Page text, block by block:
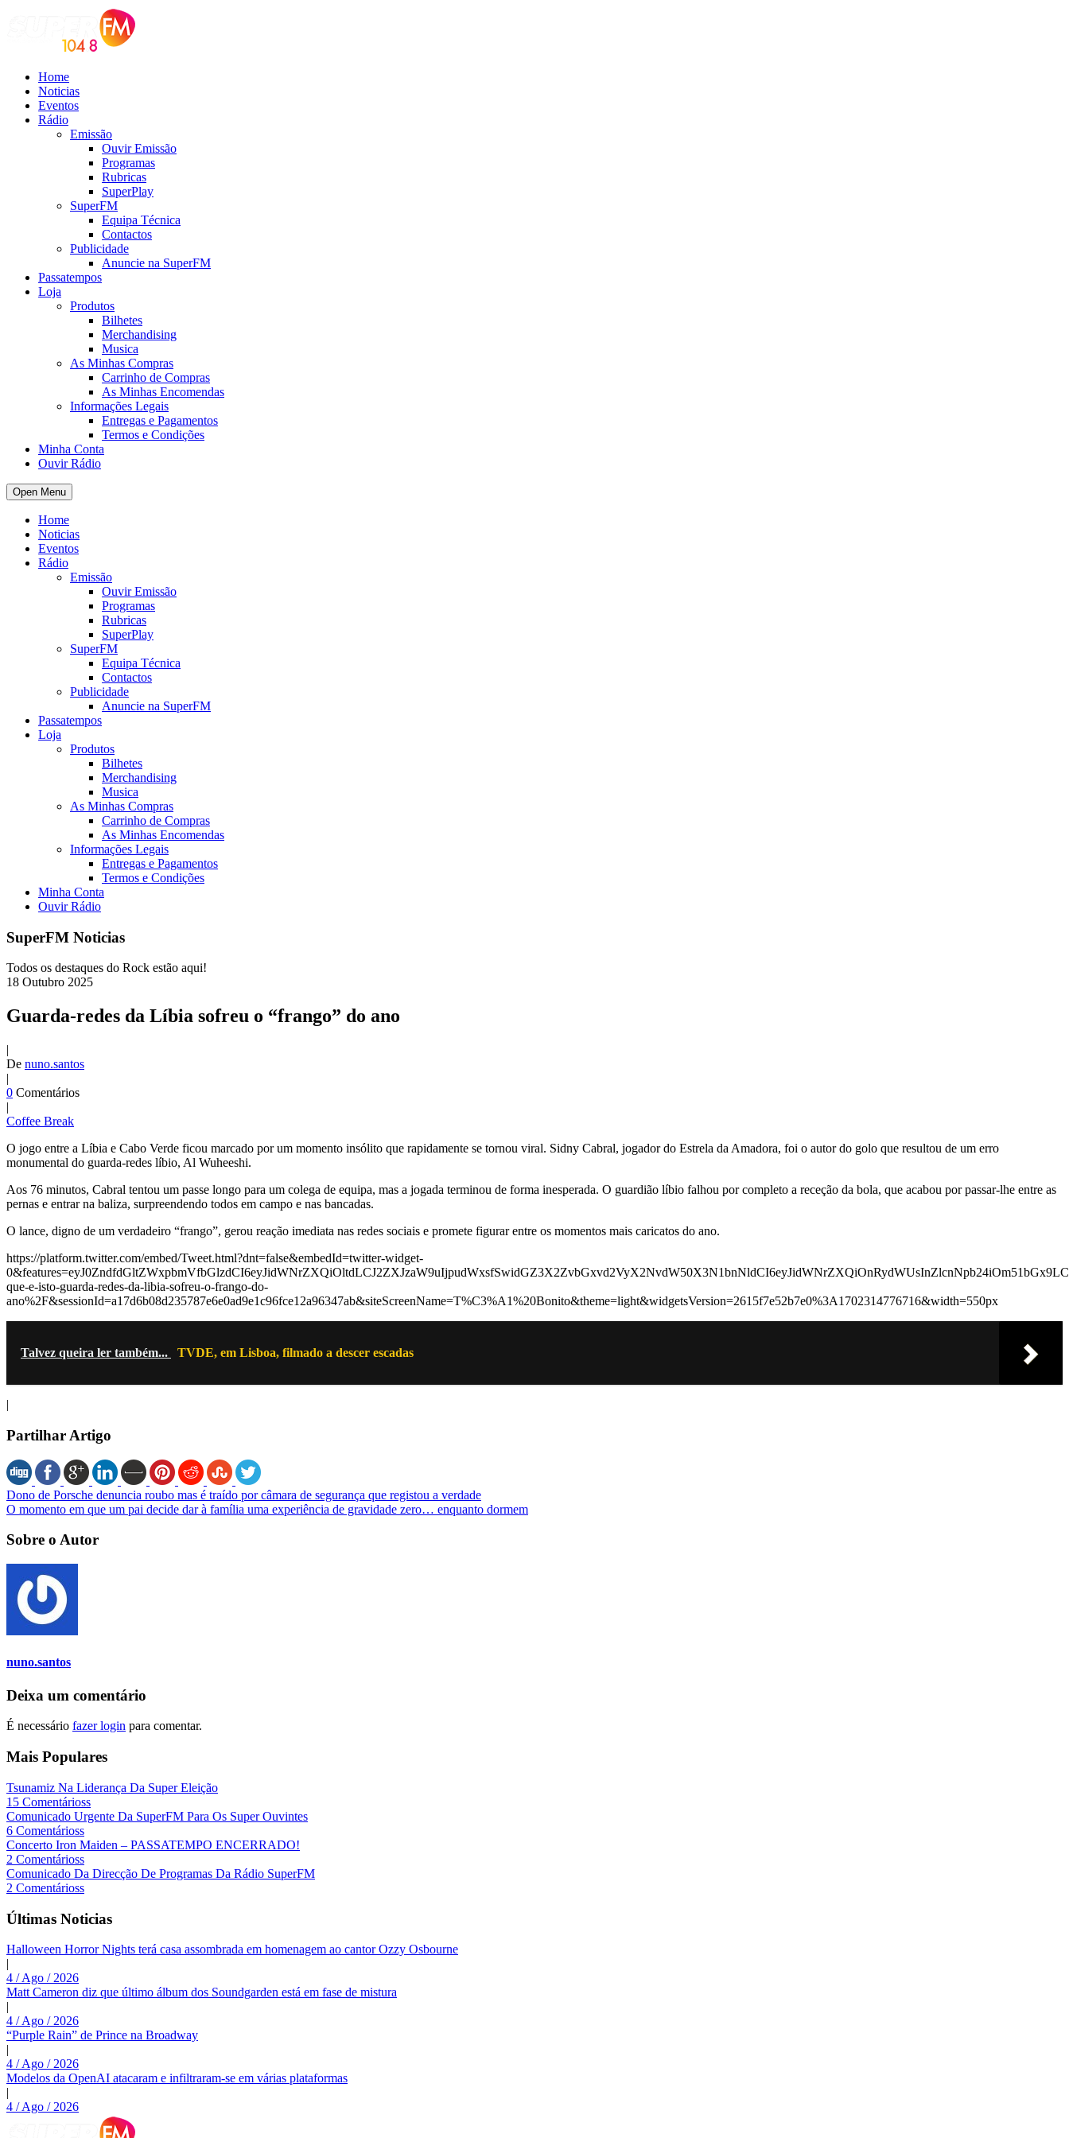
Home
Noticias
Eventos
Rádio
Emissão
Ouvir Emissão
Programas
Rubricas
SuperPlay
SuperFM
Equipa Técnica
Contactos
Publicidade
Anuncie na SuperFM
Passatempos
Loja
Produtos
Bilhetes
Merchandising
Musica
As Minhas Compras
Carrinho de Compras
As Minhas Encomendas
Informações Legais
Entregas e Pagamentos
Termos e Condições
Minha Conta
Ouvir Rádio
Open Menu
Home
Noticias
Eventos
Rádio
Emissão
Ouvir Emissão
Programas
Rubricas
SuperPlay
SuperFM
Equipa Técnica
Contactos
Publicidade
Anuncie na SuperFM
Passatempos
Loja
Produtos
Bilhetes
Merchandising
Musica
As Minhas Compras
Carrinho de Compras
As Minhas Encomendas
Informações Legais
Entregas e Pagamentos
Termos e Condições
Minha Conta
Ouvir Rádio
SuperFM Noticias
Todos os destaques do Rock estão aqui!
18 Outubro 2025
Guarda-redes da Líbia sofreu o “frango” do ano
|
De nuno.santos
|
0 Comentários
|
Coffee Break
O jogo entre a Líbia e Cabo Verde ficou marcado por um momento insólito que rapidamente se tornou viral. Sidny Cabral, jogador do Estrela da Amadora, foi o autor do golo que resultou de um erro
monumental do guarda-redes líbio, Al Wuheeshi.
Aos 76 minutos, Cabral tentou um passe longo para um colega de equipa, mas a jogada terminou de forma inesperada. O guardião líbio falhou por completo a receção da bola, que acabou por passar-lhe entre as
pernas e entrar na baliza, surpreendendo todos em campo e nas bancadas.
O lance, digno de um verdadeiro “frango”, gerou reação imediata nas redes sociais e promete figurar entre os momentos mais caricatos do ano.
https://platform.twitter.com/embed/Tweet.html?dnt=false&embedId=twitter-widget-
que-e-isto-guarda-redes-da-libia-sofreu-o-frango-do-
ano%2F&sessionId=a17d6b08d235787e6e0ad9e1c96fce12a96347ab&siteScreenName=T%C3%A1%20Bonito&theme=light&widgetsVersion=2615f7e52b7e0%3A1702314776716&width=550px
Talvez queira ler também... TVDE, em Lisboa, filmado a descer escadas
|
Partilhar Artigo
Dono de Porsche denuncia roubo mas é traído por câmara de segurança que registou a verdade
O momento em que um pai decide dar à família uma experiência de gravidade zero… enquanto dormem
Sobre o Autor
nuno.santos
Deixa um comentário
É necessário fazer login para comentar.
Mais Populares
Tsunamiz Na Liderança Da Super Eleição
15 Comentárioss
Comunicado Urgente Da SuperFM Para Os Super Ouvintes
6 Comentárioss
Concerto Iron Maiden – PASSATEMPO ENCERRADO!
2 Comentárioss
Comunicado Da Direcção De Programas Da Rádio SuperFM
2 Comentárioss
Últimas Noticias
Halloween Horror Nights terá casa assombrada em homenagem ao cantor Ozzy Osbourne
|
4 / Ago / 2026
Matt Cameron diz que último álbum dos Soundgarden está em fase de mistura
|
4 / Ago / 2026
“Purple Rain” de Prince na Broadway
|
4 / Ago / 2026
Modelos da OpenAI atacaram e infiltraram-se em várias plataformas
|
4 / Ago / 2026